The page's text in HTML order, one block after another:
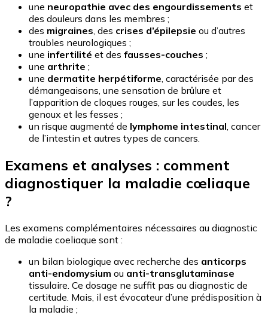
une neuropathie avec des engourdissements et
des douleurs dans les membres ;
des migraines, des crises d’épilepsie ou d’autres
troubles neurologiques ;
une infertilité et des fausses-couches ;
une arthrite ;
une dermatite herpétiforme, caractérisée par des
démangeaisons, une sensation de brûlure et
l’apparition de cloques rouges, sur les coudes, les
genoux et les fesses ;
un risque augmenté de lymphome intestinal, cancer
de l’intestin et autres types de cancers.
Examens et analyses : comment
diagnostiquer la maladie cœliaque
?
Les examens complémentaires nécessaires au diagnostic
de maladie coeliaque sont :
un bilan biologique avec recherche des anticorps
anti-endomysium ou anti-transglutaminase
tissulaire. Ce dosage ne suffit pas au diagnostic de
certitude. Mais, il est évocateur d’une prédisposition à
la maladie ;